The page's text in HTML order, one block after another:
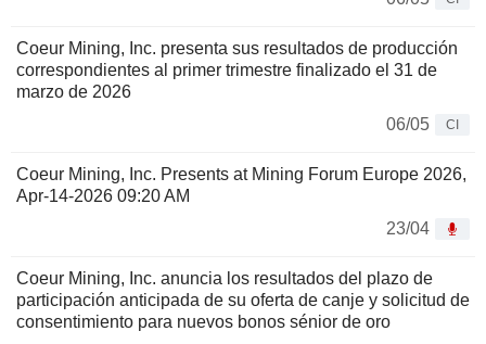
Coeur Mining, Inc. presenta sus resultados de producción
correspondientes al primer trimestre finalizado el 31 de
marzo de 2026
06/05
CI
Coeur Mining, Inc. Presents at Mining Forum Europe 2026,
Apr-14-2026 09:20 AM
23/04
Coeur Mining, Inc. anuncia los resultados del plazo de
participación anticipada de su oferta de canje y solicitud de
consentimiento para nuevos bonos sénior de oro